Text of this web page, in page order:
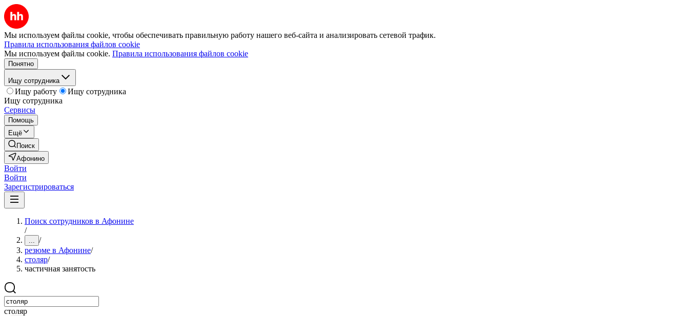
Мы используем файлы cookie, чтобы обеспечивать правильную работу нашего веб-сайта и анализировать сетевой трафик.
Правила использования файлов cookie
Мы используем файлы cookie. Правила использования файлов cookie
Понятно
Ищу сотрудника
Ищу работу
Ищу сотрудника
Ищу сотрудника
Сервисы
Помощь
Ещё
Поиск
Афонино
Войти
Войти
Зарегистрироваться
Поиск сотрудников в Афонине
/
... /
резюме в Афонине/
столяр/
частичная занятость
столяр